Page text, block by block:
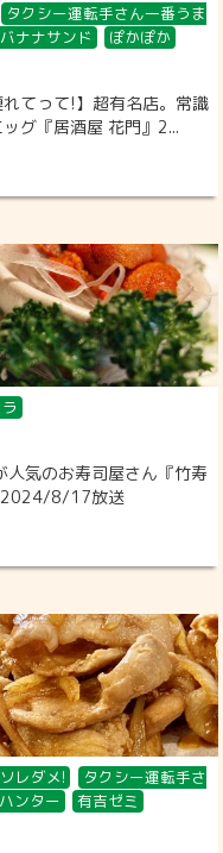
タクシー運転手さん一番うま
バナナサンド ぽかぽか
てって!】超有名店。常識
グ『居酒屋 花門』2...
人気のお寿司屋さん『竹寿
2024/8/17放送
ソレダメ!
タクシー運転手さ
ンター 有吉ゼミ